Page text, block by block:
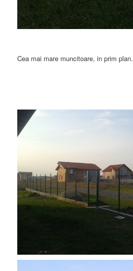
Cea mai mare muncitoare, in prim plan.